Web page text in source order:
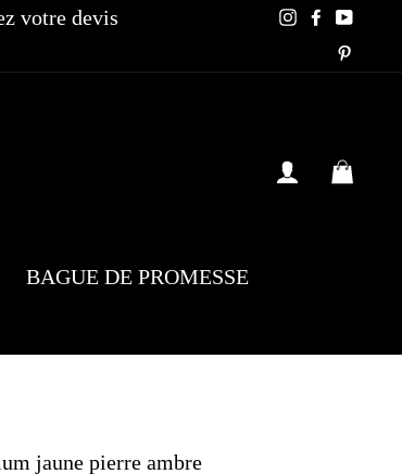
votre devis
Instagram
SE
BAGUE DE PROMESSE
jaune pierre ambre